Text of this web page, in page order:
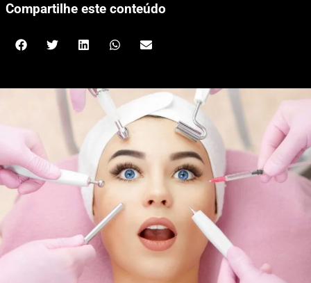
Compartilhe este conteúdo